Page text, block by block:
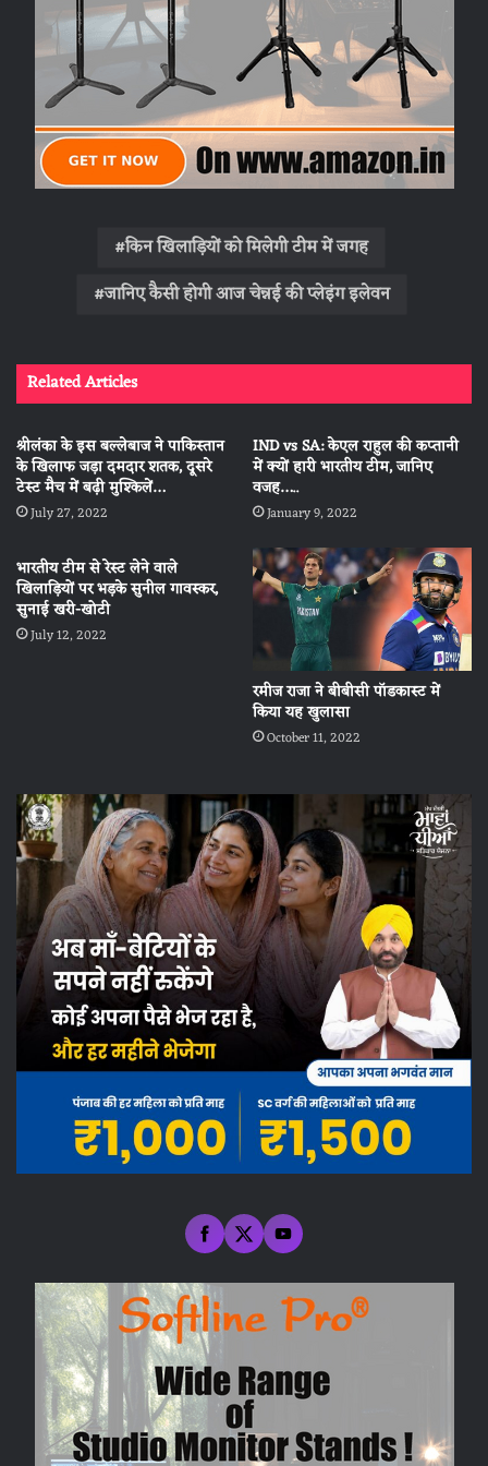
किन खिलाड़ियों को मिलेगी टीम में जगह
जानिए कैसी होगी आज चेन्नई की प्लेइंग इलेवन
Related Articles
श्रीलंका के इस बल्लेबाज ने पाकिस्तान
के खिलाफ जड़ा दमदार शतक, दूसरे
टेस्ट मैच में बढ़ी मुश्किलें…
July 27, 2022
IND vs SA: केएल राहुल की कप्तानी
में क्यों हारी भारतीय टीम, जानिए
वजह…..
January 9, 2022
भारतीय टीम से रेस्ट लेने वाले
खिलाड़ियों पर भड़के सुनील गावस्कर,
सुनाई खरी-खोटी
July 12, 2022
रमीज राजा ने बीबीसी पॉडकास्ट में
किया यह खुलासा
October 11, 2022